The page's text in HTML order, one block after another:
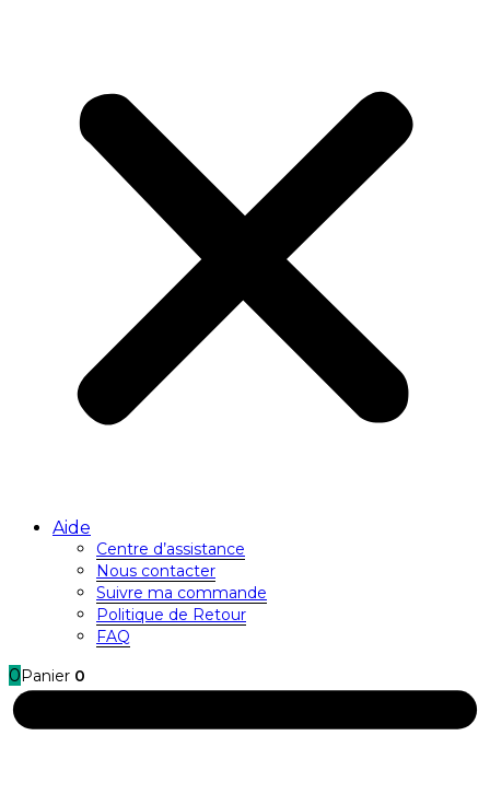
Aide
Centre d’assistance
Nous contacter
Suivre ma commande
Politique de Retour
FAQ
0 Panier 0